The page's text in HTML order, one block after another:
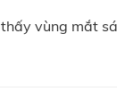
vùng mắt